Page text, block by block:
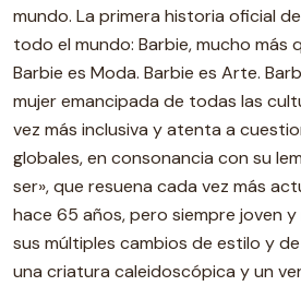
mundo. La primera historia oficial
todo el mundo: Barbie, mucho más
Barbie es Moda. Barbie es Arte.
mujer emancipada de todas las
vez más inclusiva y atenta a
globales, en consonancia con su
ser», que resuena cada vez más
hace 65 años, pero siempre joven
sus múltiples cambios de estilo y
una criatura caleidoscópica y un